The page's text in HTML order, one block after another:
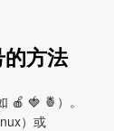
方法
🍎 🍓 🍍）。
）或